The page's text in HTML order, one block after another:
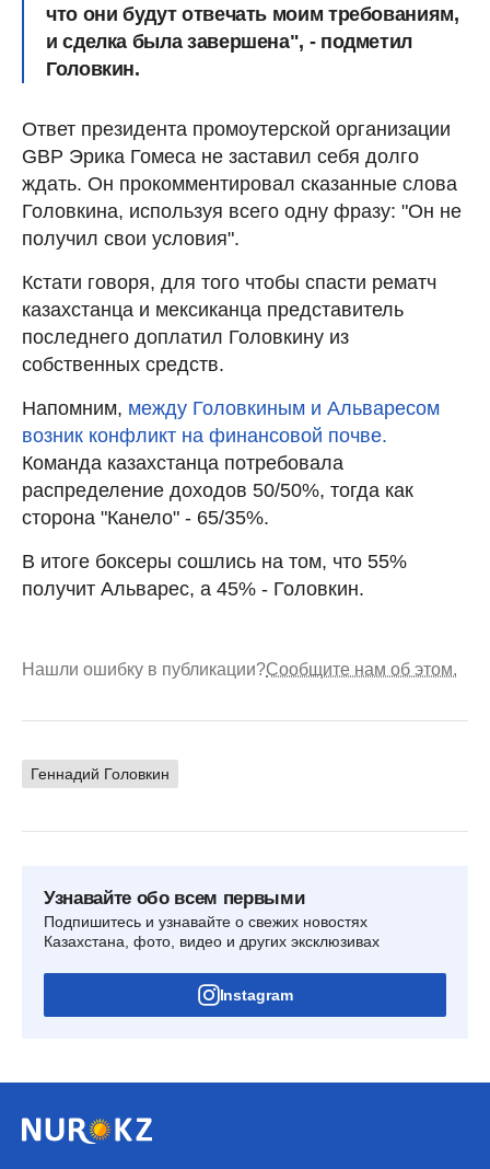
что они будут отвечать моим требованиям,
и сделка была завершена", - подметил
Головкин.
Ответ президента промоутерской организации
GBP Эрика Гомеса не заставил себя долго
ждать. Он прокомментировал сказанные слова
Головкина, используя всего одну фразу: "Он не
получил свои условия".
Кстати говоря, для того чтобы спасти рематч
казахстанца и мексиканца представитель
последнего доплатил Головкину из
собственных средств.
Напомним, между Головкиным и Альваресом
возник конфликт на финансовой почве.
Команда казахстанца потребовала
распределение доходов 50/50%, тогда как
сторона "Канело" - 65/35%.
В итоге боксеры сошлись на том, что 55%
получит Альварес, а 45% - Головкин.
Нашли ошибку в публикации?Сообщите нам об этом.
Геннадий Головкин
Узнавайте обо всем первыми
Подпишитесь и узнавайте о свежих новостях
Казахстана, фото, видео и других эксклюзивах
Instagram